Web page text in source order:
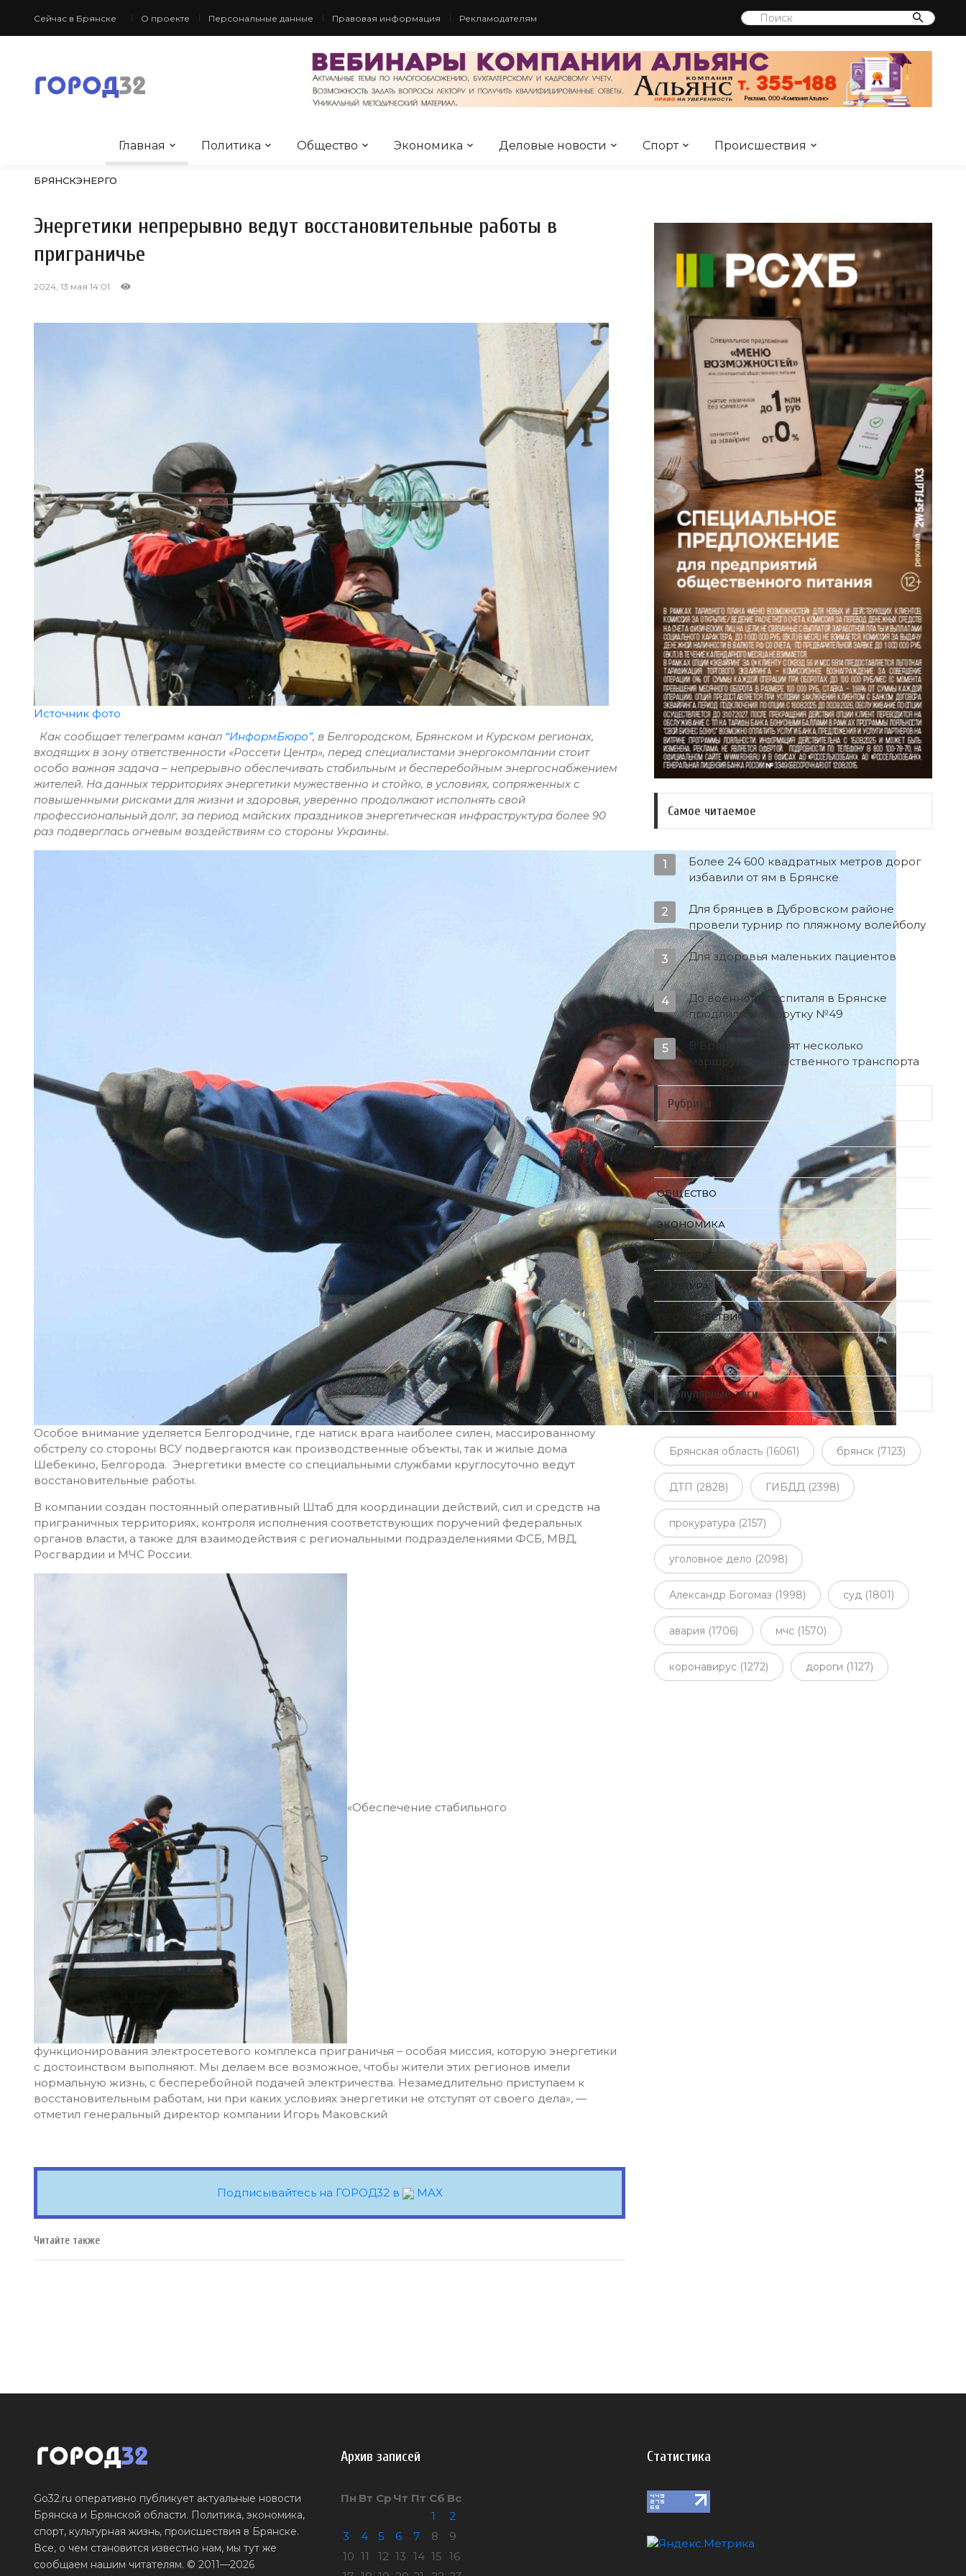
Сейчас в Брянске О проекте Персональные данные Правовая информация Рекламодателям
Главная Политика Общество Экономика Деловые новости Спорт Происшествия
БРЯНСКЭНЕРГО
Энергетики непрерывно ведут восстановительные работы в
приграничье
2024, 13 мая 14:01
Источник фото
Как сообщает телеграмм канал “ИнформБюро”, в Белгородском, Брянском и Курском регионах,
входящих в зону ответственности «Россети Центр», перед специалистами энергокомпании стоит
особо важная задача – непрерывно обеспечивать стабильным и бесперебойным энергоснабжением
жителей. На данных территориях энергетики мужественно и стойко, в условиях, сопряженных с
повышенными рисками для жизни и здоровья, уверенно продолжают исполнять свой
профессиональный долг, за период майских праздников энергетическая инфраструктура более 90
раз подверглась огневым воздействиям со стороны Украины.
Особое внимание уделяется Белгородчине, где натиск врага наиболее силен, массированному
обстрелу со стороны ВСУ подвергаются как производственные объекты, так и жилые дома
Шебекино, Белгорода. Энергетики вместе со специальными службами круглосуточно ведут
восстановительные работы.
В компании создан постоянный оперативный Штаб для координации действий, сил и средств на
приграничных территориях, контроля исполнения соответствующих поручений федеральных
органов власти, а также для взаимодействия с региональными подразделениями ФСБ, МВД,
Росгвардии и МЧС России.
«Обеспечение стабильного
функционирования электросетевого комплекса приграничья – особая миссия, которую энергетики
с достоинством выполняют. Мы делаем все возможное, чтобы жители этих регионов имели
нормальную жизнь, с бесперебойной подачей электричества. Незамедлительно приступаем к
восстановительным работам, ни при каких условиях энергетики не отступят от своего дела», —
отметил генеральный директор компании Игорь Маковский
Подписывайтесь на ГОРОД32 в MAX
Читайте также
Самое читаемое
1
Более 24 600 квадратных метров дорог
избавили от ям в Брянске
2
Для брянцев в Дубровском районе
провели турнир по пляжному волейболу
3 Для здоровья маленьких пациентов
4
До военного госпиталя в Брянске
продлили маршрутку №49
5
В Брянске продлят несколько
маршрутов общественного транспорта
Рубрики
ПОЛИТИКА
ОБЩЕСТВО
ЭКОНОМИКА
ЗДОРОВЬЕ
КУЛЬТУРА
ПРОИСШЕСТВИЯ
Популярные теги
Брянская область (16061) брянск (7123)
ДТП (2828) ГИБДД (2398)
прокуратура (2157)
уголовное дело (2098)
Александр Богомаз (1998) суд (1801)
авария (1706) мчс (1570)
коронавирус (1272) дороги (1127)
Go32.ru оперативно публикует актуальные новости
Брянска и Брянской области. Политика, экономика,
спорт, культурная жизнь, происшествия в Брянске.
Все, о чем становится известно нам, мы тут же
сообщаем нашим читателям. © 2011—2026
Архив записей
Пн Вт Ср Чт Пт Сб Вс
1
2
3
4 5 6 7 8
9
10 11 12 13 14 15 16
Статистика